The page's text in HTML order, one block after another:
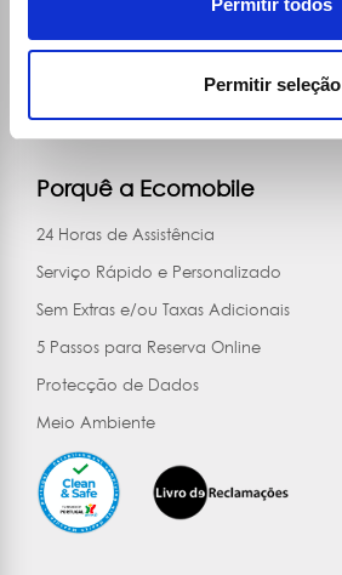
Permitir todos
Permitir seleção
Notícias
Contactos
Porquê a Ecomobile
24 Horas de Assistência
Serviço Rápido e Personalizado
Sem Extras e/ou Taxas Adicionais
5 Passos para Reserva Online
Protecção de Dados
Meio Ambiente